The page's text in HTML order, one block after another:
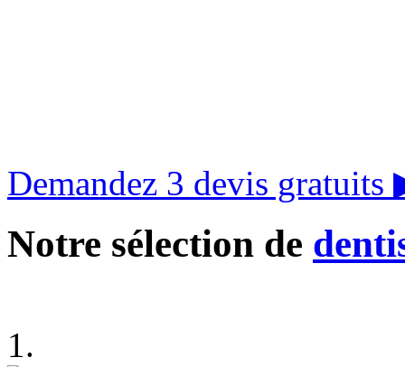
Demandez 3 devis gratuits
Notre sélection de
1.